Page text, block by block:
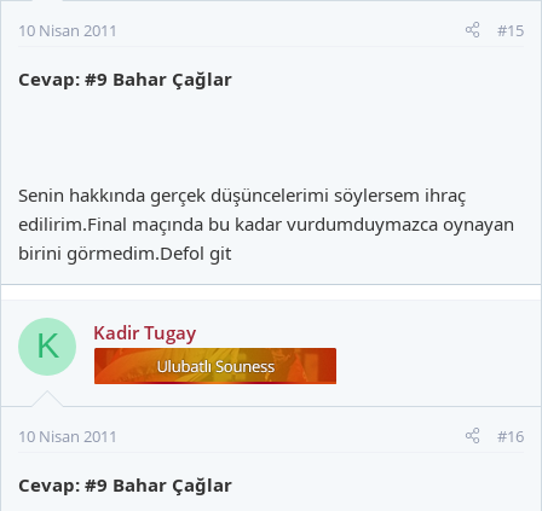
10 Nisan 2011 #15
Cevap: #9 Bahar Çağlar
Senin hakkında gerçek düşüncelerimi söylersem ihraç
edilirim.Final maçında bu kadar vurdumduymazca oynayan
birini görmedim.Defol git
K Kadir Tugay
10 Nisan 2011 #16
Cevap: #9 Bahar Çağlar